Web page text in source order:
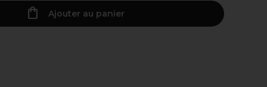
Ajouter au panier